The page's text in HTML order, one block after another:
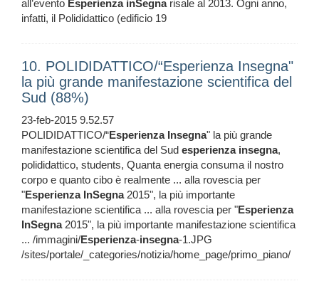
all’evento Esperienza inSegnarisale al 2013. Ogni anno,
infatti, il Polididattico (edificio 19
10. POLIDIDATTICO/“Esperienza Insegna"
la più grande manifestazione scientifica del
Sud (88%)
23-feb-2015 9.52.57
POLIDIDATTICO/“Esperienza Insegna" la più grande
manifestazione scientifica del Sud esperienza insegna,
polididattico, students, Quanta energia consuma il nostro
corpo e quanto cibo è realmente ... alla rovescia per
"Esperienza InSegna2015", la più importante
manifestazione scientifica ... alla rovescia per "Esperienza
InSegna2015", la più importante manifestazione scientifica
... /immagini/Esperienza-insegna-1.JPG
/sites/portale/_categories/notizia/home_page/primo_piano/